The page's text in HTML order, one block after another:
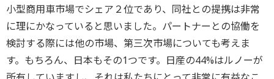
小型商用車市場でシェア２位であり、同社との提携は非常
に理にかなっていると思いました。パートナーとの協働を
検討する際には他の市場、第三次市場についても考えま
す。もちろん、日本もその1つです。日産の44%はルノーが